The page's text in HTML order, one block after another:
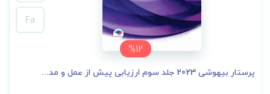
%12
Fa
پرستار بیهوشی 2023 جلد سوم ارزیابی پیش از عمل و مد...